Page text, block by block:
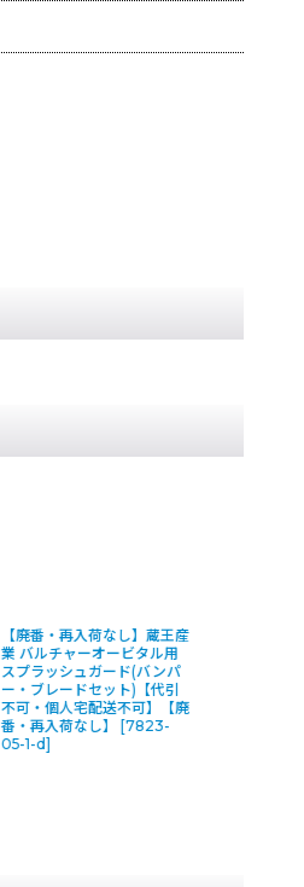
【廃番・再入荷なし】蔵王産
業 バルチャーオービタル用
スプラッシュガード(バンパ
ー・ブレードセット)【代引
不可・個人宅配送不可】【廃
番・再入荷なし】
[7823-
05-1-d]